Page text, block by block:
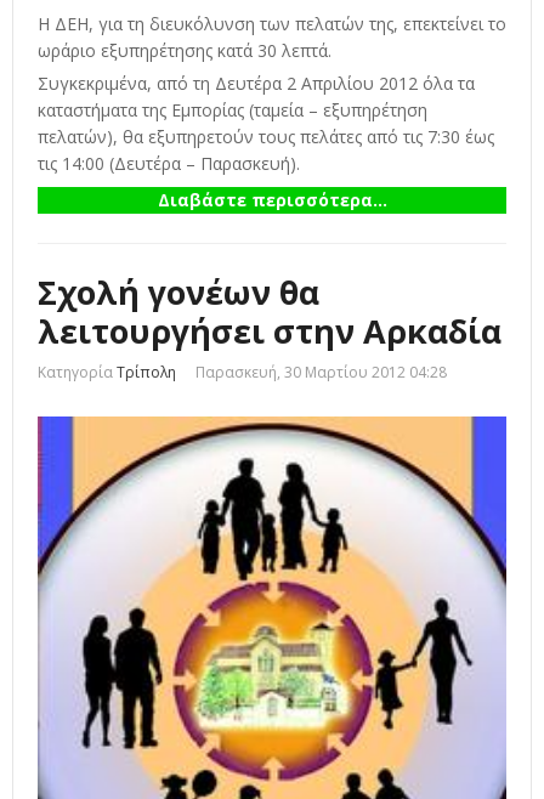
Η ΔΕΗ, για τη διευκόλυνση των πελατών της, επεκτείνει το
ωράριο εξυπηρέτησης κατά 30 λεπτά.
Συγκεκριμένα, από τη Δευτέρα 2 Απριλίου 2012 όλα τα
καταστήματα της Εμπορίας (ταμεία – εξυπηρέτηση
πελατών), θα εξυπηρετούν τους πελάτες από τις 7:30 έως
τις 14:00 (Δευτέρα – Παρασκευή).
Διαβάστε περισσότερα...
Σχολή γονέων θα
λειτουργήσει στην Αρκαδία
ΚατηγορίαΤρίπολη Παρασκευή, 30 Μαρτίου 2012 04:28